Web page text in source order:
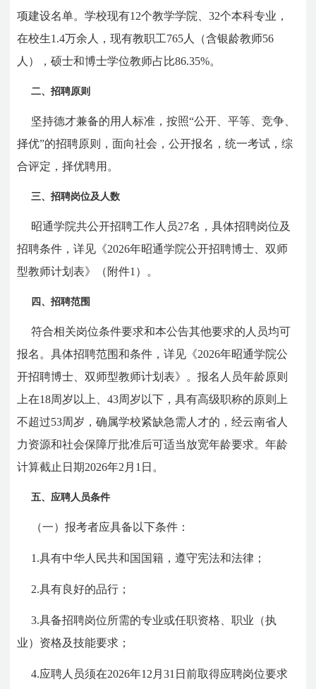
项建设名单。学校现有12个教学学院、32个本科专业，
在校生1.4万余人，现有教职工765人（含银龄教师56
人），硕士和博士学位教师占比86.35%。
二、招聘原则
坚持德才兼备的用人标准，按照“公开、平等、竞争、
择优”的招聘原则，面向社会，公开报名，统一考试，综
合评定，择优聘用。
三、招聘岗位及人数
昭通学院共公开招聘工作人员27名，具体招聘岗位及
招聘条件，详见《2026年昭通学院公开招聘博士、双师
型教师计划表》（附件1）。
四、招聘范围
符合相关岗位条件要求和本公告其他要求的人员均可
报名。具体招聘范围和条件，详见《2026年昭通学院公
开招聘博士、双师型教师计划表》。报名人员年龄原则
上在18周岁以上、43周岁以下，具有高级职称的原则上
不超过53周岁，确属学校紧缺急需人才的，经云南省人
力资源和社会保障厅批准后可适当放宽年龄要求。年龄
计算截止日期2026年2月1日。
五、应聘人员条件
（一）报考者应具备以下条件：
1.具有中华人民共和国国籍，遵守宪法和法律；
2.具有良好的品行；
3.具备招聘岗位所需的专业或任职资格、职业（执
业）资格及技能要求；
4.应聘人员须在2026年12月31日前取得应聘岗位要求